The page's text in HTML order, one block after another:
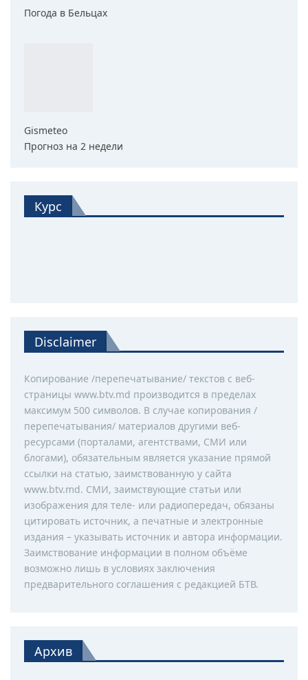
Погода в Бельцах
Gismeteo
Прогноз на 2 недели
Курс
Disclaimer
Копирование /перепечатывание/ текстов с веб-
страницы www.btv.md производится в пределах
максимум 500 символов. В случае копирования /
перепечатывания/ материалов другими веб-
ресурсами (порталами, агентствами, СМИ или
блогами), обязательным является указание прямой
ссылки на статью, заимствованную у сайта
www.btv.md. СМИ, заимствующие статьи или
изображения для теле- или радиопередач, обязаны
цитировать источник, а печатные и электронные
издания – указывать источник и автора информации.
Заимствование информации в полном объёме
возможно лишь в условиях заключения
предварительного соглашения с редакцией БТВ.
Архив